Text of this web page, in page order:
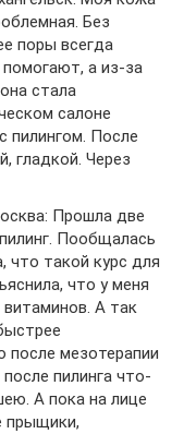
Без
поры всегда
а из-за
стала
салоне
пилингом. После
гладкой. Через
Прошла две
Пообщалась
что такой курс для
что у меня
А так
после мезотерапии
пилинга что-
А пока на лице
прыщики,